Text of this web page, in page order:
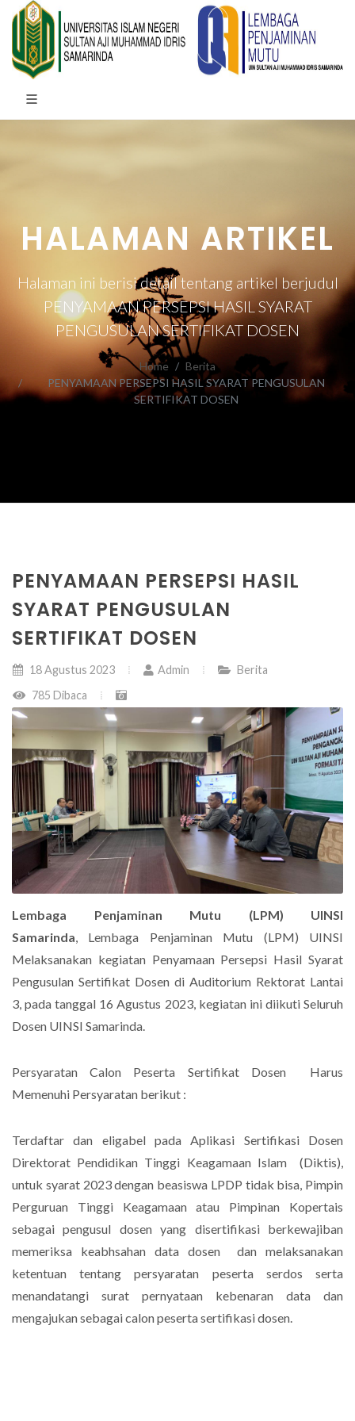
HALAMAN ARTIKEL
Halaman ini berisi detail tentang artikel berjudul
PENYAMAAN PERSEPSI HASIL SYARAT
PENGUSULAN SERTIFIKAT DOSEN
Home
Berita
PENYAMAAN PERSEPSI HASIL SYARAT PENGUSULAN
SERTIFIKAT DOSEN
PENYAMAAN PERSEPSI HASIL
SYARAT PENGUSULAN
SERTIFIKAT DOSEN
18 Agustus 2023 Admin
Berita
785 Dibaca
Lembaga Penjaminan Mutu (LPM) UINSI
Samarinda, Lembaga Penjaminan Mutu (LPM) UINSI
Melaksanakan kegiatan Penyamaan Persepsi Hasil Syarat
Pengusulan Sertifikat Dosen di Auditorium Rektorat Lantai
3, pada tanggal 16 Agustus 2023, kegiatan ini diikuti Seluruh
Dosen UINSI Samarinda.
Persyaratan Calon Peserta Sertifikat Dosen Harus
Memenuhi Persyaratan berikut :
Terdaftar dan eligabel pada Aplikasi Sertifikasi Dosen
Direktorat Pendidikan Tinggi Keagamaan Islam (Diktis),
untuk syarat 2023 dengan beasiswa LPDP tidak bisa, Pimpin
Perguruan Tinggi Keagamaan atau Pimpinan Kopertais
sebagai pengusul dosen yang disertifikasi berkewajiban
memeriksa keabhsahan data dosen dan melaksanakan
ketentuan tentang persyaratan peserta serdos serta
menandatangi surat pernyataan kebenaran data dan
mengajukan sebagai calon peserta sertifikasi dosen.